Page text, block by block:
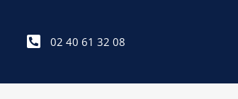
02 40 61 32 08